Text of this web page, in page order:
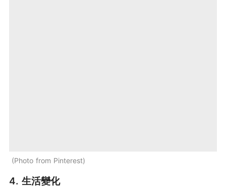
Photo from Pinterest
4. 生活變化